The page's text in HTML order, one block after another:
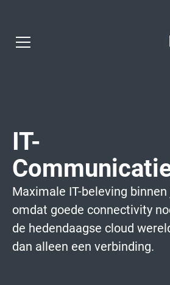
IT-
Maximale IT-beleving
omdat goede connectivity
de hedendaagse cloud
dan alleen een verbinding.